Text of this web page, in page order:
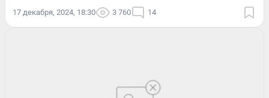
17 декабря, 2024, 18:30 3 760 14